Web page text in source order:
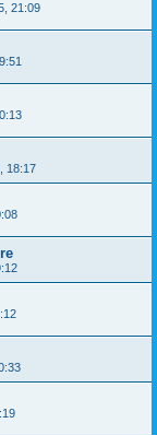
21:09
18:17